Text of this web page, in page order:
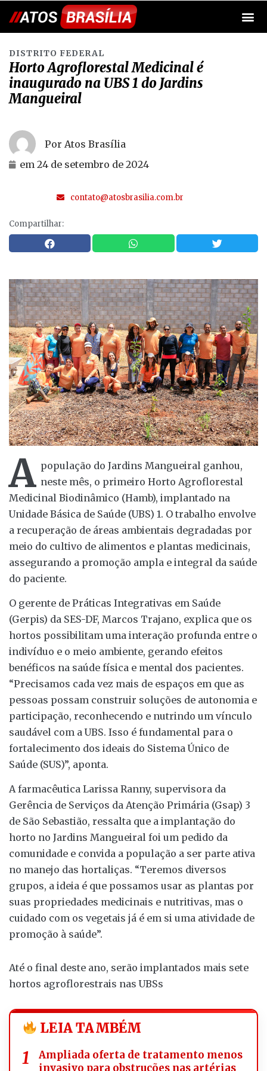
DISTRITO FEDERAL
Horto Agroflorestal Medicinal é
inaugurado na UBS 1 do Jardins
Mangueiral
Por Atos Brasília
em 24 de setembro de 2024
contato@atosbrasilia.com.br
Compartilhar:
A população do Jardins Mangueiral ganhou,
neste mês, o primeiro Horto Agroflorestal
Medicinal Biodinâmico (Hamb), implantado na
Unidade Básica de Saúde (UBS) 1. O trabalho envolve
a recuperação de áreas ambientais degradadas por
meio do cultivo de alimentos e plantas medicinais,
assegurando a promoção ampla e integral da saúde
do paciente.
O gerente de Práticas Integrativas em Saúde
(Gerpis) da SES-DF, Marcos Trajano, explica que os
hortos possibilitam uma interação profunda entre o
indivíduo e o meio ambiente, gerando efeitos
benéficos na saúde física e mental dos pacientes.
“Precisamos cada vez mais de espaços em que as
pessoas possam construir soluções de autonomia e
participação, reconhecendo e nutrindo um vínculo
saudável com a UBS. Isso é fundamental para o
fortalecimento dos ideais do Sistema Único de
Saúde (SUS)”, aponta.
A farmacêutica Larissa Ranny, supervisora da
Gerência de Serviços da Atenção Primária (Gsap) 3
de São Sebastião, ressalta que a implantação do
horto no Jardins Mangueiral foi um pedido da
comunidade e convida a população a ser parte ativa
no manejo das hortaliças. “Teremos diversos
grupos, a ideia é que possamos usar as plantas por
suas propriedades medicinais e nutritivas, mas o
cuidado com os vegetais já é em si uma atividade de
promoção à saúde”.
Até o final deste ano, serão implantados mais sete
hortos agroflorestrais nas UBSs
LEIA TAMBÉM
Ampliada oferta de tratamento menos
invasivo para obstruções nas artérias